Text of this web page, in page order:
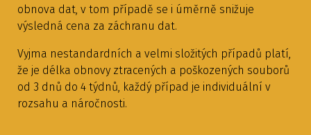
obnova dat, v tom případě se i úměrně snižuje
výsledná cena za záchranu dat.
Vyjma nestandardních a velmi složitých případů platí,
že je délka obnovy ztracených a poškozených souborů
od 3 dnů do 4 týdnů, každý případ je individuální v
rozsahu a náročnosti.